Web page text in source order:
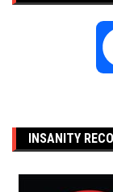
INSANITY